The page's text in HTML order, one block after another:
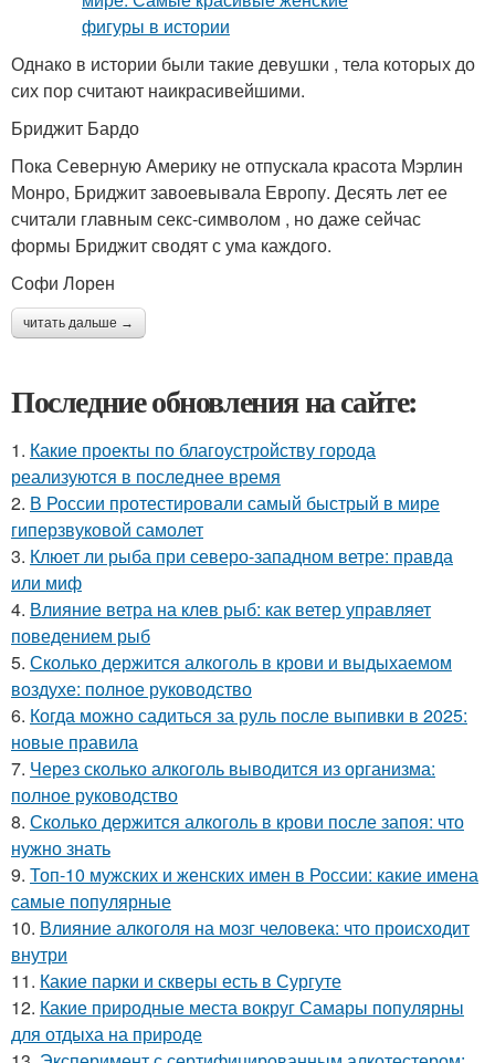
Однако в истории были такие девушки , тела которых до
сих пор считают наикрасивейшими.
Бриджит Бардо
Пока Северную Америку не отпускала красота Мэрлин
Монро, Бриджит завоевывала Европу. Десять лет ее
считали главным секс-символом , но даже сейчас
формы Бриджит сводят с ума каждого.
Софи Лорен
читать дальше →
Последние обновления на сайте:
1. Какие проекты по благоустройству города
реализуются в последнее время
2. В России протестировали самый быстрый в мире
гиперзвуковой самолет
3. Клюет ли рыба при северо-западном ветре: правда
или миф
4. Влияние ветра на клев рыб: как ветер управляет
поведением рыб
5. Сколько держится алкоголь в крови и выдыхаемом
воздухе: полное руководство
6. Когда можно садиться за руль после выпивки в 2025:
новые правила
7. Через сколько алкоголь выводится из организма:
полное руководство
8. Сколько держится алкоголь в крови после запоя: что
нужно знать
9. Топ-10 мужских и женских имен в России: какие имена
самые популярные
10. Влияние алкоголя на мозг человека: что происходит
внутри
11. Какие парки и скверы есть в Сургуте
12. Какие природные места вокруг Самары популярны
для отдыха на природе